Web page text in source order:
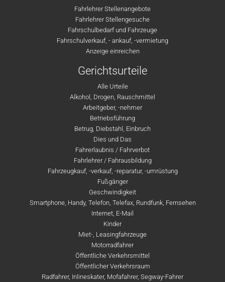
Fahrlehrer Stellenangebote
Fahrlehrer Stellengesuche
Fahrschulbedarf und Fahrzeuge
Fahrschulverkauf, - ankauf, -vermietung
Anzeige einreichen
Gerichtsurteile
Alle Urteile
Alkohol, Drogen, Rauschmittel
Arbeitgeber, -nehmer
Betriebsführung
Betrug, Diebstahl, Einbruch
Dies und Das
Fahrerlaubnis / Fahrverbot
Fahrlehrer / Fahrausbildung
Fahrzeugkauf, -verkauf, -reparatur, -umrüstung
Fußgänger
Geschwindigkeit
Smartphone, Handy, Telefon, Telefax, Rundfunk, Fernsehen
Internet, E-Mail
Kinder
Miet-, Leasingfahrzeuge
Motorradfahrer
Öffentliche Verkehrsmittel
Öffentlicher Verkehrsraum
Radfahrer, Inlineskater, Mofafahrer, Segway-Fahrer